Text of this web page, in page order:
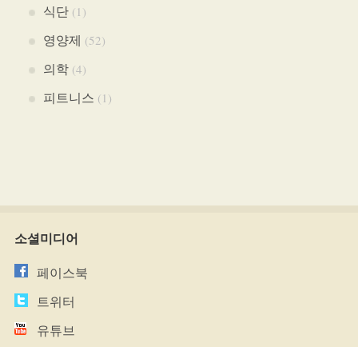
식단(1)
영양제 (52)
의학(4)
피트니스 (1)
소셜미디어
페이스북
트위터
유튜브